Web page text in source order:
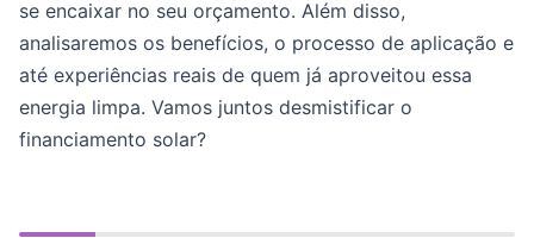
se encaixar no seu orçamento. Além disso,
analisaremos os benefícios, o processo de aplicação e
até experiências reais de quem já aproveitou essa
energia limpa. Vamos juntos desmistificar o
financiamento solar?